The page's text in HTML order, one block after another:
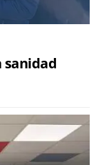
sanidad